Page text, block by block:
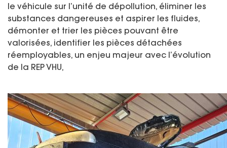
le véhicule sur l’unité de dépollution, éliminer les
substances dangereuses et aspirer les fluides,
démonter et trier les pièces pouvant être
valorisées, identifier les pièces détachées
réemployables, un enjeu majeur avec l’évolution
de la REP VHU,